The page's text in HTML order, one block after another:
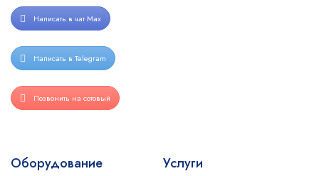
Написать в чат Max
Написать в Telegram
Позвонить на сотовый
Оборудование Услуги